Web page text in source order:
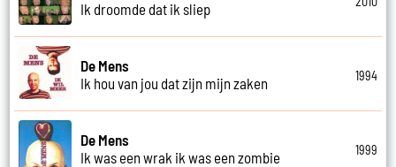
Ik droomde dat ik sliep
De Mens
Ik hou van jou dat zijn mijn zaken
1994
De Mens
Ik was een wrak ik was een zombie
1999